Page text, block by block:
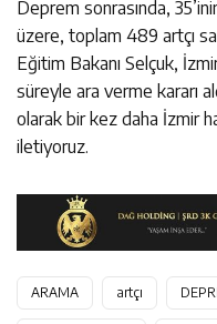
Deprem sonrasında,
üzere, toplam 489 artçı
Eğitim Bakanı Selçuk,
süreyle ara verme kararı
olarak bir kez daha İzmir
iletiyoruz.
ARAMA artçı